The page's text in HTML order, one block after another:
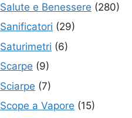
Salute e Benessere (280)
Sanificatori (29)
Saturimetri (6)
Scarpe (9)
Sciarpe (7)
Scope a Vapore (15)